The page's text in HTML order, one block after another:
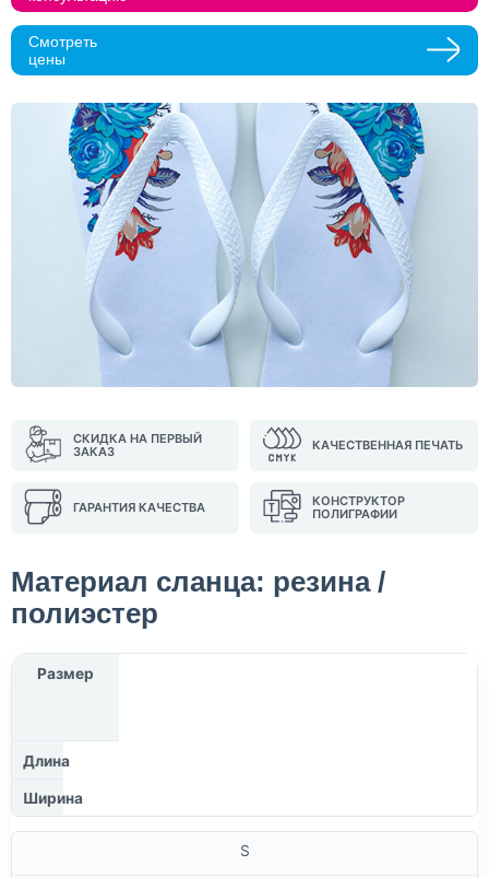
Смотреть
цены
СКИДКА НА ПЕРВЫЙ
ЗАКАЗ
КАЧЕСТВЕННАЯ ПЕЧАТЬ
ГАРАНТИЯ КАЧЕСТВА
КОНСТРУКТОР
ПОЛИГРАФИИ
Материал сланца: резина /
полиэстер
Размер
Длина
Ширина
S
Прикрепить макеты
Как с вами связаться?
Телефон Whatsapp Telegram
Нажимая кнопку "Оставить заявку", я даю согласие на
обработку персональных данных и согласие с политикой
конфиденциальности
Нажимая на кнопку, я даю согласие на получение
информационных и рекламных рассылок
Оставить